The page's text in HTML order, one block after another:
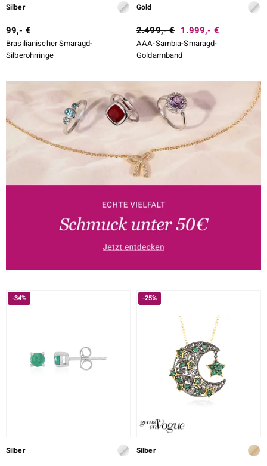
Silber
99,- €
Brasilianischer Smaragd-
Silberohrringe
Gold
2.499,- € 1.999,- €
AAA-Sambia-Smaragd-
Goldarmband
-34%
Silber
-25%
Silber